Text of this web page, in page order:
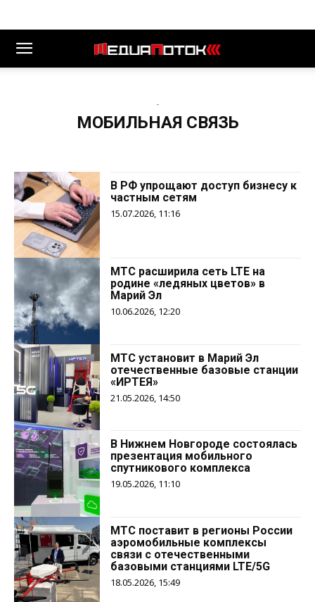
-
МОБИЛЬНАЯ СВЯЗЬ
В РФ упрощают доступ бизнесу к
частным сетям
15.07.2026, 11:16
МТС расширила сеть LTE на
родине «ледяных цветов» в
Марий Эл
10.06.2026, 12:20
МТС установит в Марий Эл
отечественные базовые станции
«ИРТЕЯ»
21.05.2026, 14:50
В Нижнем Новгороде состоялась
презентация мобильного
спутникового комплекса
19.05.2026, 11:10
МТС поставит в регионы России
аэромобильные комплексы
связи с отечественными
базовыми станциями LTE/5G
18.05.2026, 15:49